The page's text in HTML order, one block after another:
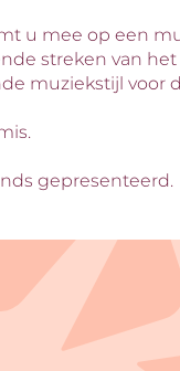
u mee op een
streken van het
muziekstijl voor
gepresenteerd.